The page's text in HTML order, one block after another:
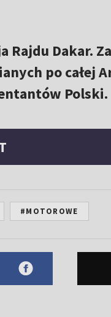
Rajdu Dakar.
po całej
Polski.
#MOTOROWE